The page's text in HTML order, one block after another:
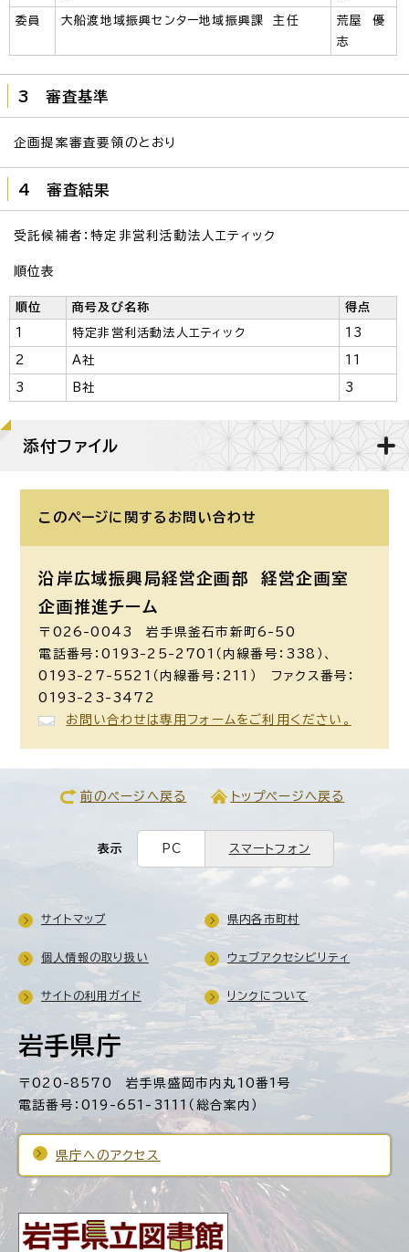
委員 大船渡地域振興センター地域振興課 主任
荒屋 優
志
3 審査基準
企画提案審査要領のとおり
4 審査結果
受託候補者：特定非営利活動法人エティック
順位表
順位 商号及び名称 得点
1 特定非営利活動法人エティック 13
2 A社 11
3 B社 3
添付ファイル
このページに関する お問い合わせ
沿岸広域振興局経営企画部 経営企画室
企画推進チーム
〒026-0043 岩手県釜石市新町6-50
電話番号：0193-25-2701（内線番号：338）、
0193-27-5521（内線番号：211） ファクス番号：
0193-23-3472
お問い合わせは専用フォームをご利用ください。
前のページへ戻る トップページへ戻る
表示 PC スマートフォン
岩手県庁
〒020-8570 岩手県盛岡市内丸10番1号
電話番号：019-651-3111（総合案内）
県庁へのアクセス
サイトマップ 県内各市町村
個人情報の取り扱い ウェブアクセシビリティ
サイトの利用ガイド リンクについて